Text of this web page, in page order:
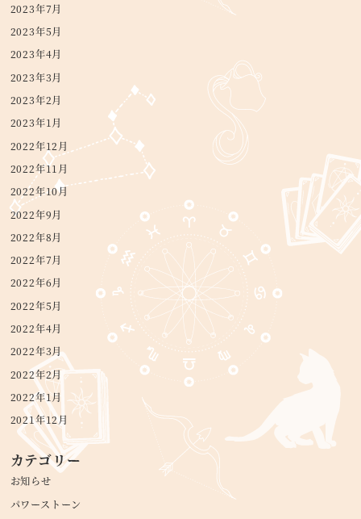
2023年7月
2023年5月
2023年4月
2023年3月
2023年2月
2023年1月
2022年12月
2022年11月
2022年10月
2022年9月
2022年8月
2022年7月
2022年6月
2022年5月
2022年4月
2022年3月
2022年2月
2022年1月
2021年12月
カテゴリー
お知らせ
パワーストーン